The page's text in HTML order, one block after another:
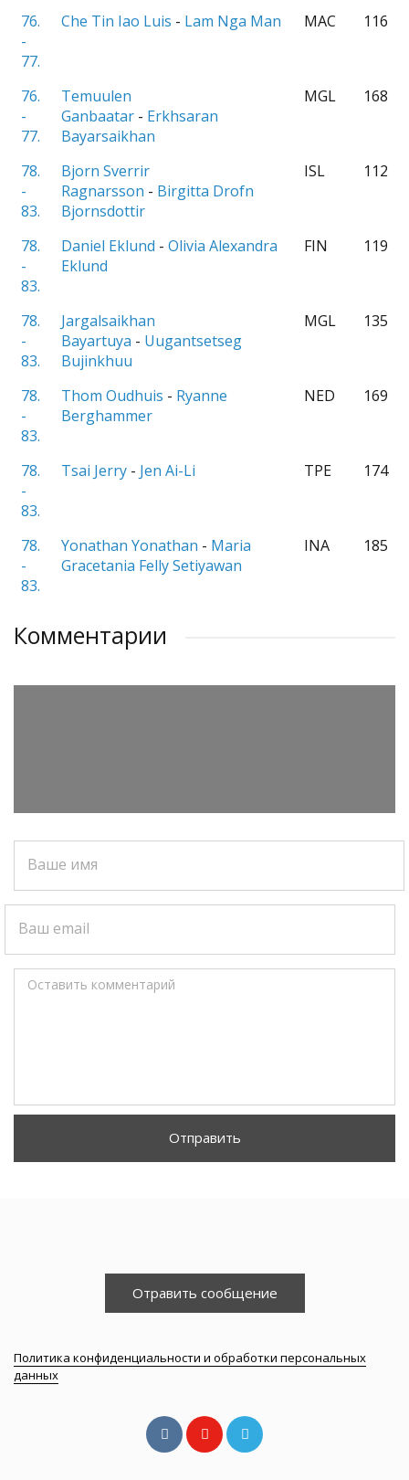
76.
-
77.
Che Tin Iao Luis - Lam Nga Man MAC 116
76.
-
77.
Temuulen
Ganbaatar - Erkhsaran
Bayarsaikhan
MGL 168
78.
-
83.
Bjorn Sverrir
Ragnarsson - Birgitta Drofn
Bjornsdottir
ISL 112
78.
-
83.
Daniel Eklund - Olivia Alexandra
Eklund
FIN 119
78.
-
83.
Jargalsaikhan
Bayartuya - Uugantsetseg
Bujinkhuu
MGL 135
78.
-
83.
Thom Oudhuis - Ryanne
Berghammer
NED 169
78.
-
83.
Tsai Jerry - Jen Ai-Li TPE 174
78.
-
83.
Yonathan Yonathan - Maria
Gracetania Felly Setiyawan
INA 185
Комментарии
Ваше имя
Ваш email
Оставить комментарий
Отправить
Отравить сообщение
Политика конфиденциальности и обработки персональных
данных